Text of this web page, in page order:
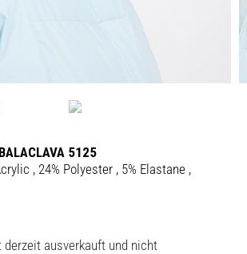
5125
, 24% Polyester , 5% Elastane ,
derzeit ausverkauft und nicht